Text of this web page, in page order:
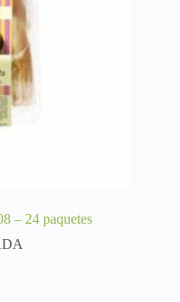
– 24 paquetes